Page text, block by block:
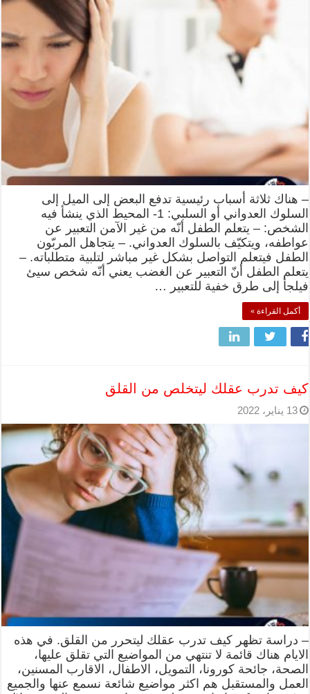
– هناك ثلاثة أسباب رئيسية تدفع البعض إلى الميل إلى
السلوك العدواني أو السلبي: 1- المحيط الذي ينشأ فيه
الشخص: – يتعلم الطفل أنّه من غير الآمن التعبير عن
عواطفه، ويتكيّف بالسلوك العدواني. – يتجاهل المربّون
الطفل فيتعلم التواصل بشكل غير مباشر لتلبية متطلباته. –
يتعلم الطفل أنّ التعبير عن الغضب يعني أنّه شخص سيئ
فيلجأ إلى طرق خفية للتعبير …
أكمل القراءة »
كيف تدرب عقلك ليتخلص من القلق
13 يناير، 2022
– دراسة تظهر كيف تدرب عقلك ليتحرر من القلق. في هذه
الايام هناك قائمة لا تنتهي من المواضيع التي تقلق عليها،
الصحة، جائحة كورونا، التمويل، الاطفال، الاقارب المسنين،
العمل والمستقبل هم اكثر مواضيع شائعة نسمع عنها والجميع